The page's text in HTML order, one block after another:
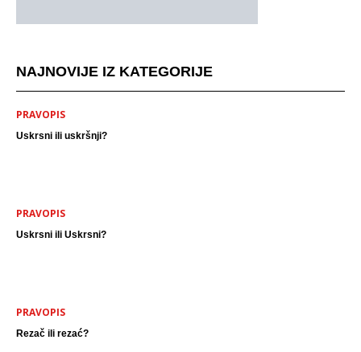
NAJNOVIJE IZ KATEGORIJE
PRAVOPIS
Uskrsni ili uskršnji?
PRAVOPIS
Uskrsni ili Uskrsni?
PRAVOPIS
Rezač ili rezać?